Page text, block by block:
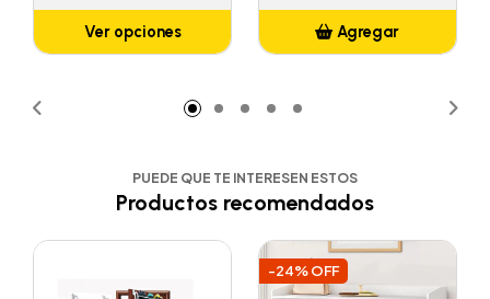
Ver opciones Agregar
PUEDE QUE TE INTERESEN ESTOS
Productos recomendados
-24% OFF